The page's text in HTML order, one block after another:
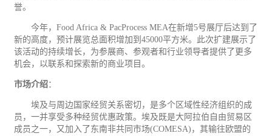
誉。
今年， Food Africa & PacProcess MEA在新增5号展厅后达到了
新的高度，预计展览总面积增加到 45000平方米。此次扩建展示了
该活动的持续增长，为参展商、参观者和行业领导者提供了更多
机会，以联系和探索新的商业项目。
市场介绍：
埃及与周边国家经贸关系密切，是多个区域性经济组织的成
员，一并享受多种经贸优惠政策。埃及既是大阿拉伯自由贸易区
成员之一，又加入了东南非共同市场(COMESA) ，其输往欧盟的